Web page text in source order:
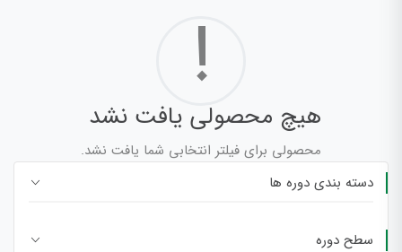
!
هیچ محصولی یافت نشد
محصولی برای فیلتر انتخابی شما یافت نشد.
دسته بندی دوره ها
سطح دوره